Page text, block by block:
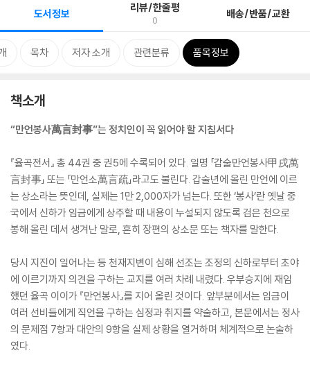
도서정보 리뷰/한줄평
0 배송/반품/교환
목차 저자 소개 관련분류 품목정보
책소개
“만언봉사萬言封事”는 정치인이 꼭 읽어야 할 지침서다
『율곡전서』 총 44권 중 권5에 수록되어 있다. 일명 「갑술만언봉사甲戌萬
言封事」 또는 「만언소萬言疏」라고도 불린다. 갑술년에 올린 만언에 이르
는 상소라는 뜻인데, 실제는 1만 2,000자가 넘는다. 또한 ‘봉사’란 옛날 중
국에서 신하가 임금에게 상주할 때 내용이 누설되지 않도록 검은 천으로
봉해 올린 데서 생겨난 말로, 흔히 장편의 상소문 또는 책자를 말한다.
당시 지진이 일어나는 등 천재지변이 심해 선조는 조정의 신하로부터 초야
에 이르기까지 의견을 구하는 교지를 여러 차례 내렸다. 우부승지에 재임
했던 율곡 이이가 『만언봉사』를 지어 올린 것이다. 앞부분에서는 임금이
여러 선비들에게 직언을 구하는 심정과 취지를 약술하고, 본문에서는 정사
의 문제점 7항과 대안의 9항을 실제 상황을 열거하며 체계적으로 논술하
였다.